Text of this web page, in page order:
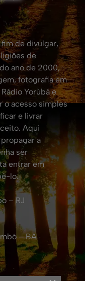
de divulgar,
de
ano de 2000,
fotografia em
Yorùbá e
o acesso simples
e livrar
Aqui
a
ser
entrar em
lo.
– RJ
– BA